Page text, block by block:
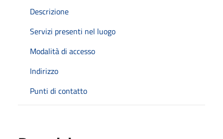
Descrizione
Servizi presenti nel luogo
Modalità di accesso
Indirizzo
Punti di contatto